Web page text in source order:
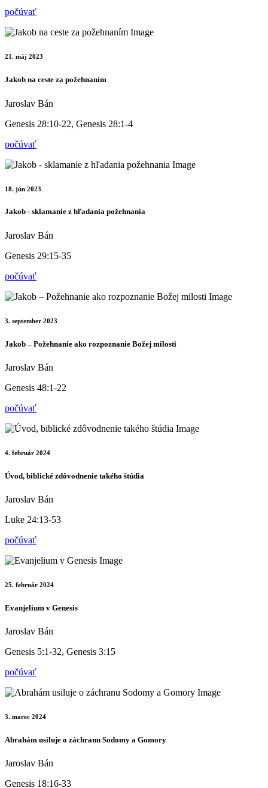
počúvať
21. máj 2023
Jakob na ceste za požehnaním
Jaroslav Bán
Genesis 28:10-22, Genesis 28:1-4
počúvať
18. jún 2023
Jakob - sklamanie z hľadania požehnania
Jaroslav Bán
Genesis 29:15-35
počúvať
3. september 2023
Jakob – Požehnanie ako rozpoznanie Božej milosti
Jaroslav Bán
Genesis 48:1-22
počúvať
4. február 2024
Úvod, biblické zdôvodnenie takého štúdia
Jaroslav Bán
Luke 24:13-53
počúvať
25. február 2024
Evanjelium v Genesis
Jaroslav Bán
Genesis 5:1-32, Genesis 3:15
počúvať
3. marec 2024
Abrahám usiluje o záchranu Sodomy a Gomory
Jaroslav Bán
Genesis 18:16-33